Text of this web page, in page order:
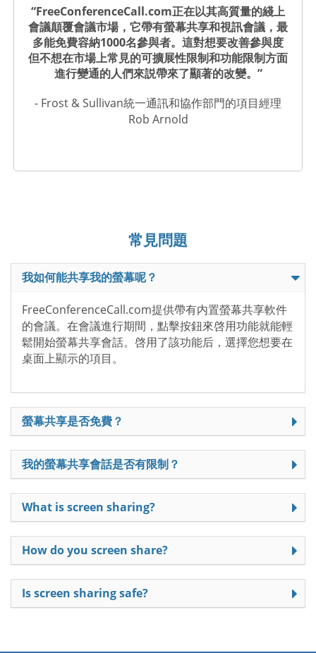
“FreeConferenceCall.com正在以其高質量的綫上
會議顛覆會議市場，它帶有螢幕共享和視訊會議，最
多能免費容納1000名參與者。這對想要改善參與度
但不想在市場上常見的可擴展性限制和功能限制方面
進行變通的人們來説帶來了顯著的改變。”
- Frost & Sullivan統一通訊和協作部門的項目經理
Rob Arnold
常見問題
我如何能共享我的螢幕呢？
FreeConferenceCall.com提供帶有内置螢幕共享軟件
的會議。在會議進行期間，點擊按鈕來啓用功能就能輕
鬆開始螢幕共享會話。啓用了該功能后，選擇您想要在
桌面上顯示的項目。
螢幕共享是否免費？
我的螢幕共享會話是否有限制？
What is screen sharing?
How do you screen share?
Is screen sharing safe?